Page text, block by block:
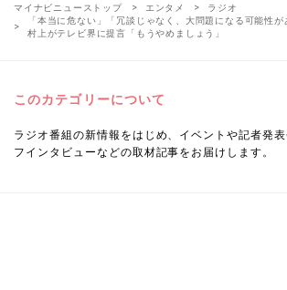
マイナビニューストップ エンタメ
ラジオ
「本当に危ない」「冗談じゃなく、大問題になる可能性
村上がテレビ界に提言「もうやめましょう」
このカテゴリーについて
ラジオ番組の新情報をはじめ、イベントや記者発
フインタビューなどの取材記事をお届けします。